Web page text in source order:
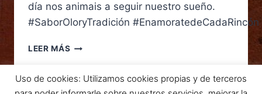
día nos animais a seguir nuestro sueño.
#SaborOloryTradición
LEER MÁS
Uso de cookies: Utilizamos cookies propias y de terceros